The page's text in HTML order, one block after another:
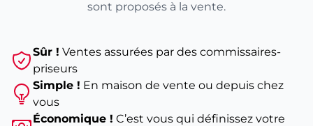
sont proposés à la vente.
Sûr ! Ventes assurées par des commissaires-
priseurs
Simple ! En maison de vente ou depuis chez
vous
Économique ! C’est vous qui définissez votre